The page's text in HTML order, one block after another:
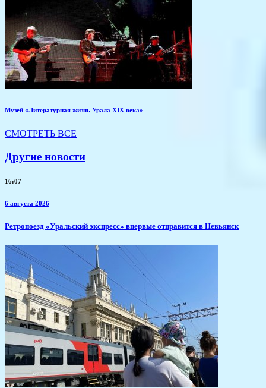
Музей «Литературная жизнь Урала XIX века»
СМОТРЕТЬ ВСЕ
Другие новости
16:07
6 августа 2026
​Ретропоезд «Уральский экспресс» впервые отправится в Невьянск